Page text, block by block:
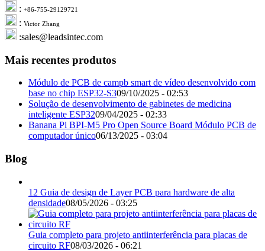
: +86-755-29129721
: Victor Zhang
:sales@leadsintec.com
Mais recentes produtos
Módulo de PCB de campb smart de vídeo desenvolvido com
base no chip ESP32-S309/10/2025 - 02:53
Solução de desenvolvimento de gabinetes de medicina
inteligente ESP3209/04/2025 - 02:33
Banana Pi BPI-M5 Pro Open Source Board Módulo PCB de
computador único06/13/2025 - 03:04
Blog
12 Guia de design de Layer PCB para hardware de alta
densidade08/05/2026 - 03:25
Guia completo para projeto antiinterferência para placas de
circuito RF08/03/2026 - 06:21